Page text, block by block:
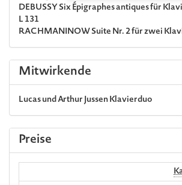
DEBUSSYSix Épigraphes antiques für
L 131
RACHMANINOWSuite Nr. 2 für zwei
Mitwirkende
Lucas und Arthur JussenKlavierduo
Preise